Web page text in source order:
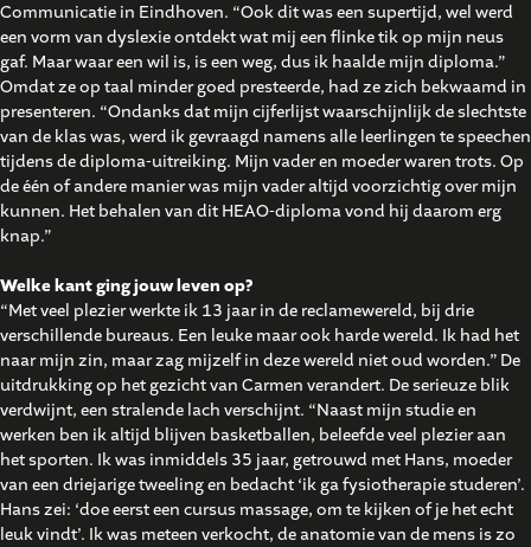
Communicatie in Eindhoven. “Ook dit was een supertijd, wel werd
een vorm van dyslexie ontdekt wat mij een flinke tik op mijn neus
gaf. Maar waar een wil is, is een weg, dus ik haalde mijn diploma.”
Omdat ze op taal minder goed presteerde, had ze zich bekwaamd in
presenteren. “Ondanks dat mijn cijferlijst waarschijnlijk de slechtste
van de klas was, werd ik gevraagd namens alle leerlingen te speechen
tijdens de diploma-uitreiking. Mijn vader en moeder waren trots. Op
de één of andere manier was mijn vader altijd voorzichtig over mijn
kunnen. Het behalen van dit HEAO-diploma vond hij daarom erg
knap.”
Welke kant ging jouw leven op?
“Met veel plezier werkte ik 13 jaar in de reclamewereld, bij drie
verschillende bureaus. Een leuke maar ook harde wereld. Ik had het
naar mijn zin, maar zag mijzelf in deze wereld niet oud worden.” De
uitdrukking op het gezicht van Carmen verandert. De serieuze blik
verdwijnt, een stralende lach verschijnt. “Naast mijn studie en
werken ben ik altijd blijven basketballen, beleefde veel plezier aan
het sporten. Ik was inmiddels 35 jaar, getrouwd met Hans, moeder
van een driejarige tweeling en bedacht ‘ik ga fysiotherapie studeren’.
Hans zei: ‘doe eerst een cursus massage, om te kijken of je het echt
leuk vindt’. Ik was meteen verkocht, de anatomie van de mens is zo